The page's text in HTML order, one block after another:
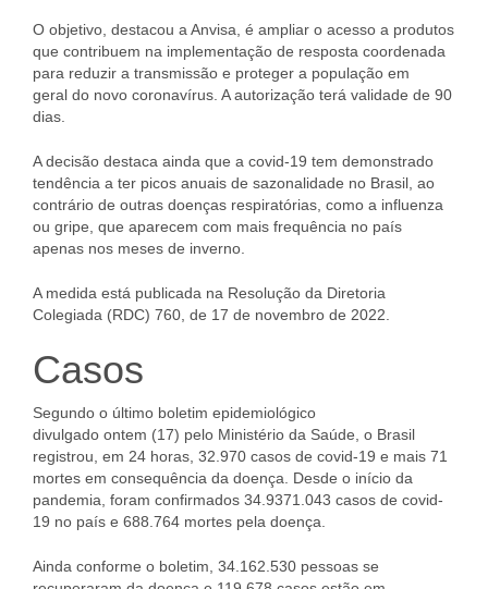
O objetivo, destacou a Anvisa, é ampliar o acesso a produtos
que contribuem na implementação de resposta coordenada
para reduzir a transmissão e proteger a população em
geral do novo coronavírus. A autorização terá validade de 90
dias.
A decisão destaca ainda que a covid-19 tem demonstrado
tendência a ter picos anuais de sazonalidade no Brasil, ao
contrário de outras doenças respiratórias, como a influenza
ou gripe, que aparecem com mais frequência no país
apenas nos meses de inverno.
A medida está publicada na Resolução da Diretoria
Colegiada (RDC) 760, de 17 de novembro de 2022.
Casos
Segundo o último boletim epidemiológico
divulgado ontem (17) pelo Ministério da Saúde, o Brasil
registrou, em 24 horas, 32.970 casos de covid-19 e mais 71
mortes em consequência da doença. Desde o início da
pandemia, foram confirmados 34.9371.043 casos de covid-
19 no país e 688.764 mortes pela doença.
Ainda conforme o boletim, 34.162.530 pessoas se